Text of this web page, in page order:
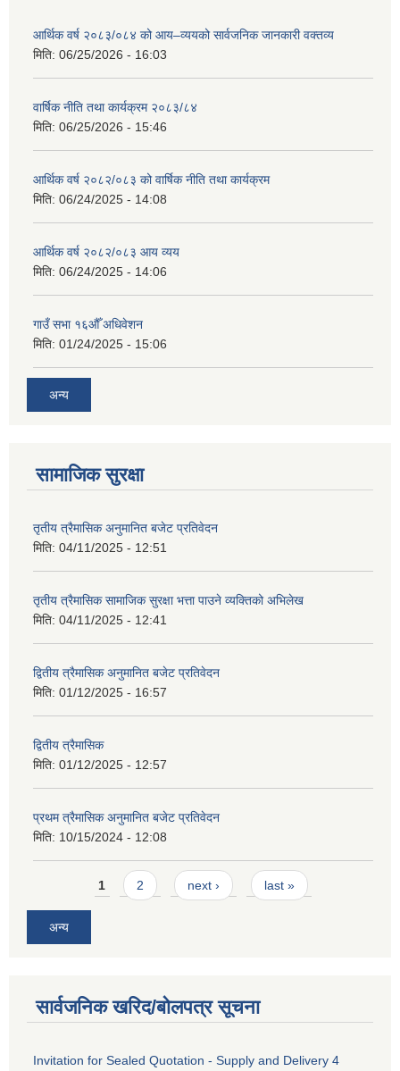
आर्थिक वर्ष २०८३/०८४ को आय–व्ययको सार्वजनिक जानकारी वक्तव्य
मिति: 06/25/2026 - 16:03
वार्षिक नीति तथा कार्यक्रम २०८३/८४
मिति: 06/25/2026 - 15:46
आर्थिक वर्ष २०८२/०८३ को वार्षिक नीति तथा कार्यक्रम
मिति: 06/24/2025 - 14:08
आर्थिक वर्ष २०८२/०८३ आय व्यय
मिति: 06/24/2025 - 14:06
गाउँ सभा १६औँ अधिवेशन
मिति: 01/24/2025 - 15:06
अन्य
सामाजिक सुरक्षा
तृतीय त्रैमासिक अनुमानित बजेट प्रतिवेदन
मिति: 04/11/2025 - 12:51
तृतीय त्रैमासिक सामाजिक सुरक्षा भत्ता पाउने व्यक्तिको अभिलेख
मिति: 04/11/2025 - 12:41
द्वितीय त्रैमासिक अनुमानित बजेट प्रतिवेदन
मिति: 01/12/2025 - 16:57
द्वितीय त्रैमासिक
मिति: 01/12/2025 - 12:57
प्रथम त्रैमासिक अनुमानित बजेट प्रतिवेदन
मिति: 10/15/2024 - 12:08
Pages1 2 next › last »
अन्य
सार्वजनिक खरिद/बोलपत्र सूचना
Invitation for Sealed Quotation - Supply and Delivery 4